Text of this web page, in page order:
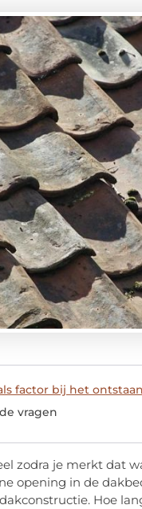
factor bij het
vragen
zodra je merkt dat
opening in de
Hoe